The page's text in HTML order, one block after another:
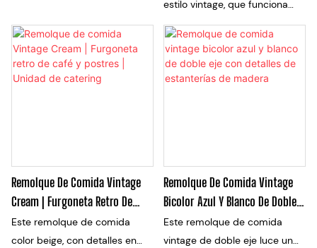
estilo vintage, que funciona
como remolque para caballos,
combina una carrocería
redondeada de estilo retro
con un exterior moderno en
interior con apariencia de
madera, lo que lo hace ideal
para café, refrigerios, postres y
servicios de catering móvil.
Remolque De Comida Vintage
Cream | Furgoneta Retro De
Café Y Postres | Unidad De
Catering
Este remolque de comida
color beige, con detalles en
Remolque De Comida Vintage
Bicolor Azul Y Blanco De Doble
Eje Con Detalles De Estanterías
De Madera
Este remolque de comida
vintage de doble eje luce un